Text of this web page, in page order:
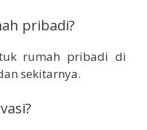
pribadi?
rumah pribadi di
sekitarnya.